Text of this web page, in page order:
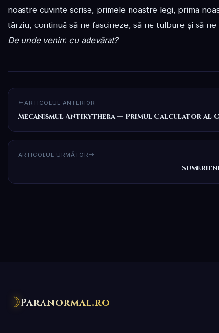
noastre cuvinte scrise, primele noastre legi, prima
târziu, continuă să ne fascineze, să ne tulbure și să
De unde venim cu adevărat?
ARTICOLUL ANTERIOR
Mecanismul Antikythera — Primul Calculator al
ARTICOLUL URMĂTOR
☽Paranormal.ro